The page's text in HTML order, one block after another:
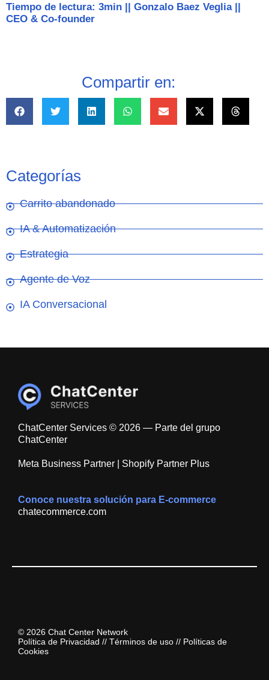
Tiempo de lectura: 3min || Gonzalo Baez Veglia ||
CEO & Co-founder
Compartir en:
Categorías
Carrito abandonado
IA & Automatización
Estrategia
Agente de Voz
IA Conversacional
ChatCenter Services © 2026 — Parte del grupo
ChatCenter
Meta Business Partner | Shopify Partner Plus
Conoce nuestra solución para E-commerce
chatecommerce.com
© 2026 Chat Center Network
Política de Privacidad // Términos de uso // Políticas de
Cookies